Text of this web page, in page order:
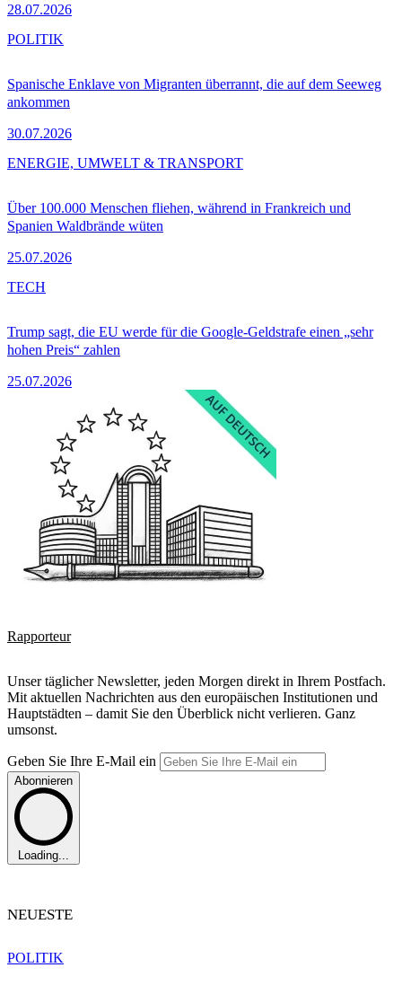
28.07.2026
Spanische Enklave von Migranten überrannt, die auf dem Seeweg
ankommen
30.07.2026
POLITIK
Über 100.000 Menschen fliehen, während in Frankreich und
Spanien Waldbrände wüten
25.07.2026
ENERGIE, UMWELT & TRANSPORT
Trump sagt, die EU werde für die Google-Geldstrafe einen „sehr
hohen Preis“ zahlen
25.07.2026
TECH
Rapporteur
Unser täglicher Newsletter, jeden Morgen direkt in Ihrem Postfach.
Mit aktuellen Nachrichten aus den europäischen Institutionen und
Hauptstädten – damit Sie den Überblick nicht verlieren. Ganz
umsonst.
Geben Sie Ihre E-Mail ein
Abonnieren
Loading...
NEUESTE
POLITIK